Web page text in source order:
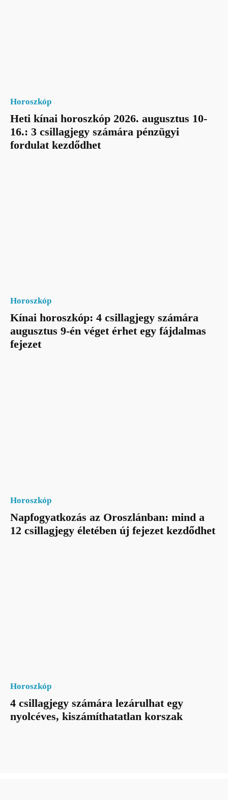
Horoszkóp
Heti kínai horoszkóp 2026. augusztus 10-
16.: 3 csillagjegy számára pénzügyi
fordulat kezdődhet
Horoszkóp
Kínai horoszkóp: 4 csillagjegy számára
augusztus 9-én véget érhet egy fájdalmas
fejezet
Horoszkóp
Napfogyatkozás az Oroszlánban: mind a
12 csillagjegy életében új fejezet kezdődhet
Horoszkóp
4 csillagjegy számára lezárulhat egy
nyolcéves, kiszámíthatatlan korszak